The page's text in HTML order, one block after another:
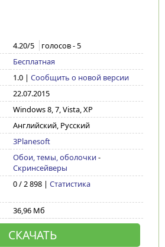
4.20/5 голосов -5
Бесплатная
1.0| Сообщить о новой версии
22.07.2015
Windows 8, 7, Vista, XP
Английский, Русский
3Planesoft
Обои, темы, оболочки-
Скринсейверы
0 / 2 898 | Статистика
36,96 Мб
СКАЧАТЬ